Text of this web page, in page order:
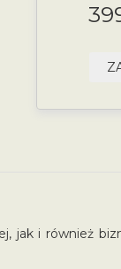
jak i również